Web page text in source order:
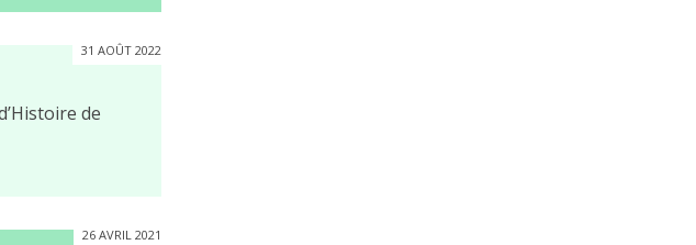
31 AOÛT 2022
de
26 AVRIL 2021